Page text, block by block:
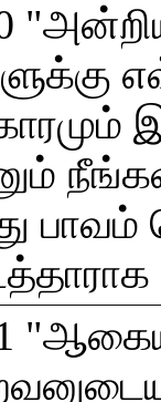
பாவம்